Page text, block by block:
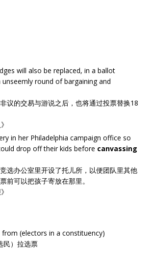
will also be replaced, in a ballot
unseemly round of bargaining and
议的交易与游说之后，也将通过投票替换18
in her Philadelphia campaign office so
drop off their kids before canvassing
选办公室里开设了托儿所，以便团队里其他
前可以把孩子寄放在那里。
(electors in a constituency)
民）拉选票